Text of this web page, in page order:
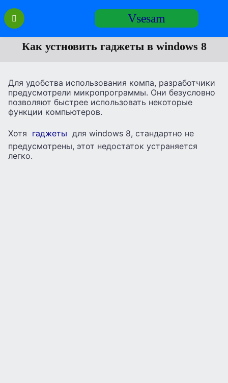
Перейти
содержанию
Vsesam
Как устновить гаджеты в windows 8
Для удобства использования компа, разработчики
предусмотрели микропрограммы. Они безусловно
позволяют быстрее использовать некоторые
функции компьютеров.
Хотя гаджеты для windows 8, стандартно не
предусмотрены, этот недостаток устраняется
легко.